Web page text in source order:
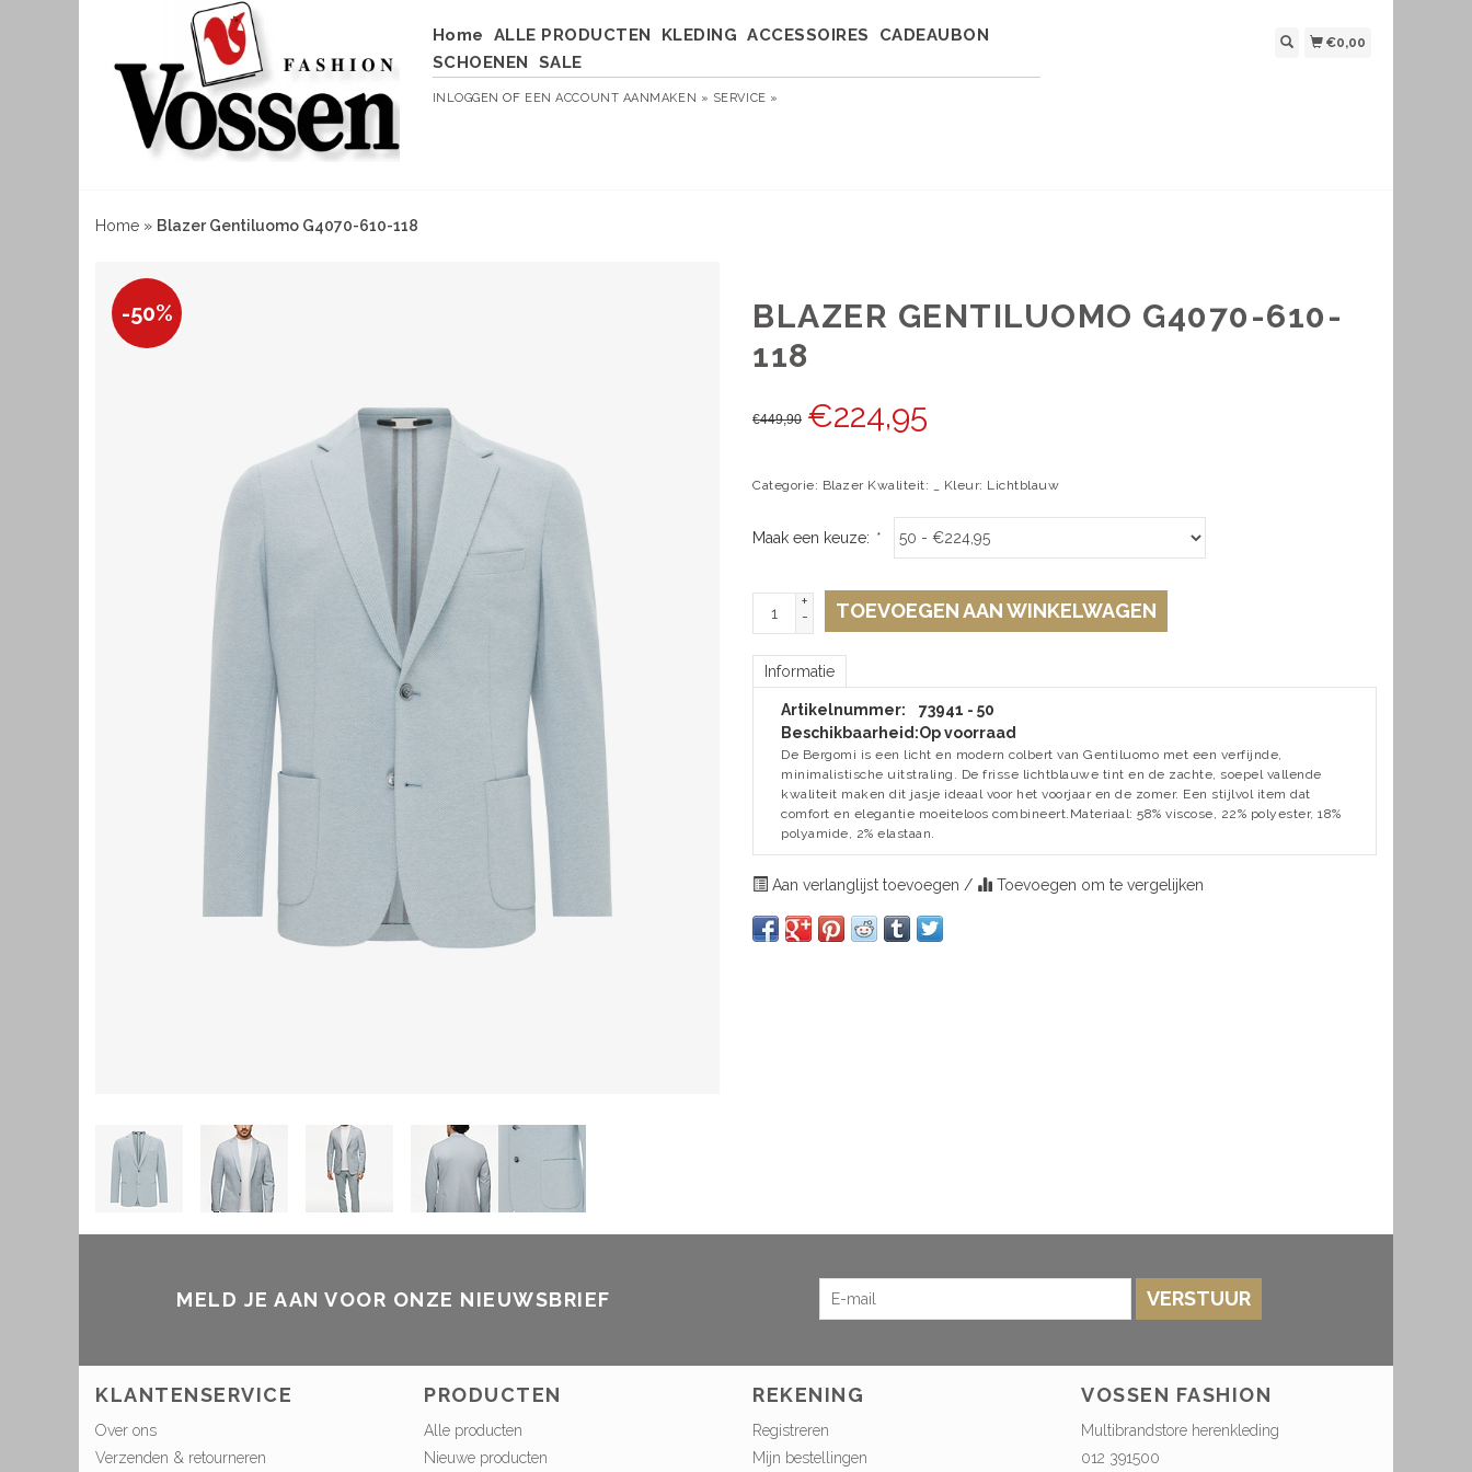
Home ALLE PRODUCTEN KLEDING ACCESSOIRES
CADEAUBON
SCHOENEN
SALE
INLOGGEN OF EEN ACCOUNT AANMAKEN » SERVICE »
€0,00
Home » Blazer Gentiluomo G4070-610-118
-50%
BLAZER GENTILUOMO G4070-610-
118
€449,90 €224,95
Categorie: Blazer Kwaliteit: _ Kleur: Lichtblauw
Maak een keuze: *
+
-
TOEVOEGEN AAN WINKELWAGEN
Informatie
Artikelnummer:
73941 - 50
Beschikbaarheid:Op voorraad
De Bergomi is een licht en modern colbert van Gentiluomo met een verfijnde,
minimalistische uitstraling. De frisse lichtblauwe tint en de zachte, soepel vallende
kwaliteit maken dit jasje ideaal voor het voorjaar en de zomer. Een stijlvol item dat
comfort en elegantie moeiteloos combineert.Materiaal: 58% viscose, 22% polyester, 18%
polyamide, 2% elastaan.
Aan verlanglijst toevoegen / Toevoegen om te vergelijken
MELD JE AAN VOOR ONZE NIEUWSBRIEF VERSTUUR
KLANTENSERVICE
Over ons
Verzenden & retourneren
PRODUCTEN
Alle producten
Nieuwe producten
REKENING
Registreren
Mijn bestellingen
VOSSEN FASHION
Multibrandstore herenkleding
012 391500